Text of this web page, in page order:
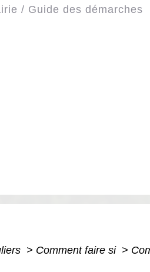
/ Guide des démarches
> Comment faire si >